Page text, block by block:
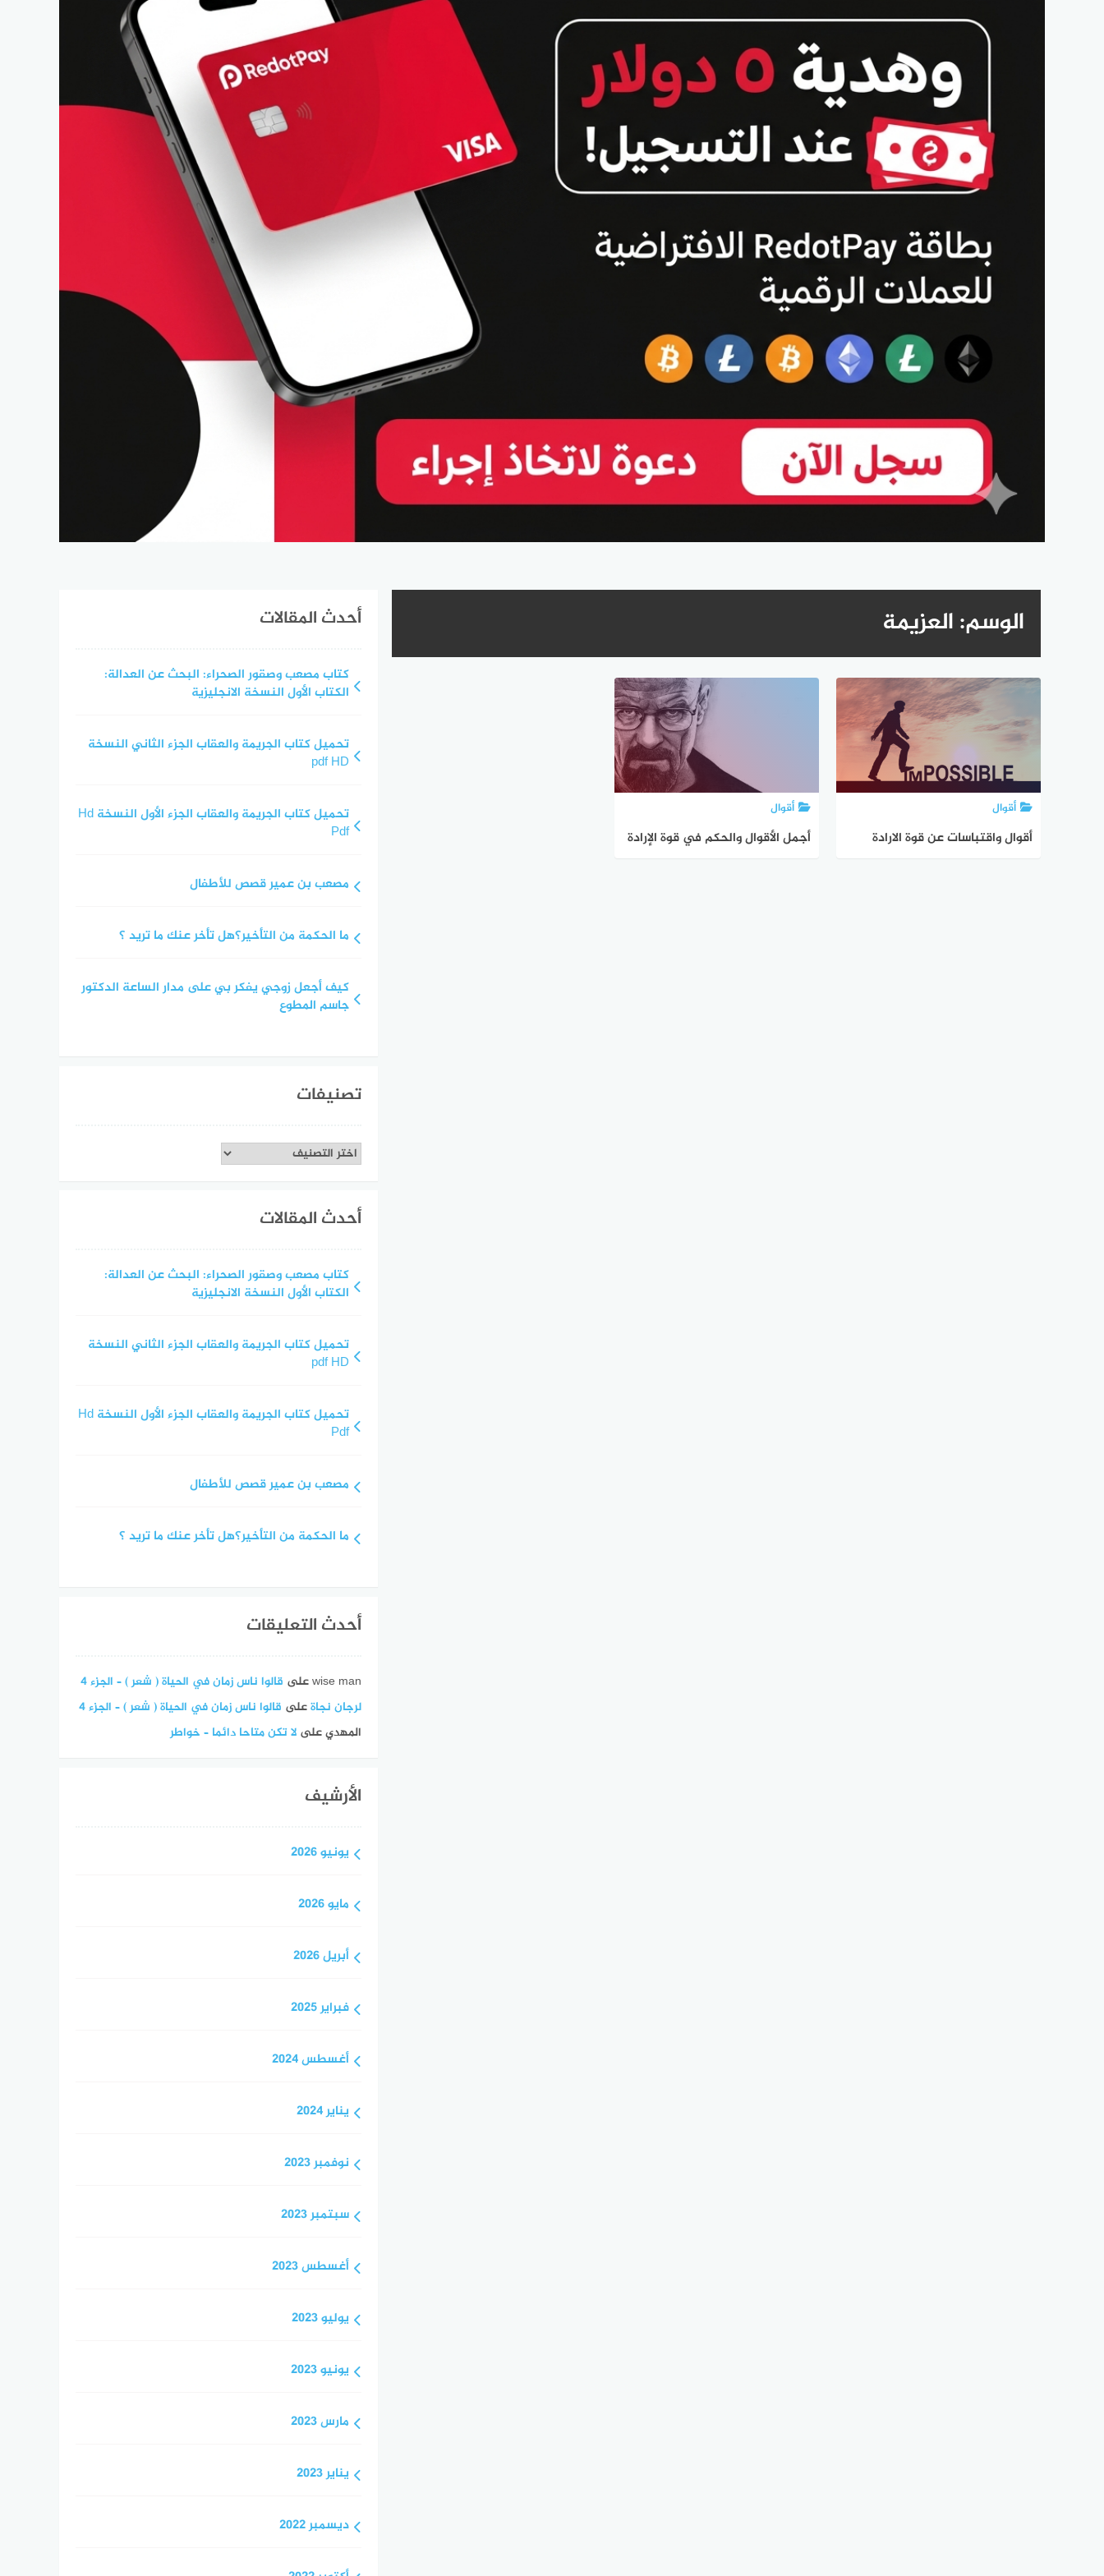
الوسم:العزيمة
أقوال
أقوال واقتباسات عن قوة الارادة
أقوال
أجمل الأقوال والحكم في قوة الإرادة
أحدث المقالات
كتاب مصعب وصقور الصحراء: البحث عن العدالة:
الكتاب الأول النسخة الانجليزية
تحميل كتاب الجريمة والعقاب الجزء الثاني النسخة
pdf HD
تحميل كتاب الجريمة والعقاب الجزء الأول النسخة Hd
Pdf
مصعب بن عمير قصص للأطفال
ما الحكمة من التأخير؟هل تأخر عنك ما تريد ؟
كيف أجعل زوجي يفكر بي على مدار الساعة الدكتور
جاسم المطوع
تصنيفات
تصنيفات
أحدث المقالات
كتاب مصعب وصقور الصحراء: البحث عن العدالة:
الكتاب الأول النسخة الانجليزية
تحميل كتاب الجريمة والعقاب الجزء الثاني النسخة
pdf HD
تحميل كتاب الجريمة والعقاب الجزء الأول النسخة Hd
Pdf
مصعب بن عمير قصص للأطفال
ما الحكمة من التأخير؟هل تأخر عنك ما تريد ؟
أحدث التعليقات
wise manعلى قالوا ناس زمان في الحياة ( شعر ) – الجزء 4
لرجان نجاةعلى قالوا ناس زمان في الحياة ( شعر ) – الجزء 4
المهديعلىلا تكن متاحا دائما – خواطر
الأرشيف
يونيو 2026
مايو 2026
أبريل 2026
فبراير 2025
أغسطس 2024
يناير 2024
نوفمبر 2023
سبتمبر 2023
أغسطس 2023
يوليو 2023
يونيو 2023
مارس 2023
يناير 2023
ديسمبر 2022